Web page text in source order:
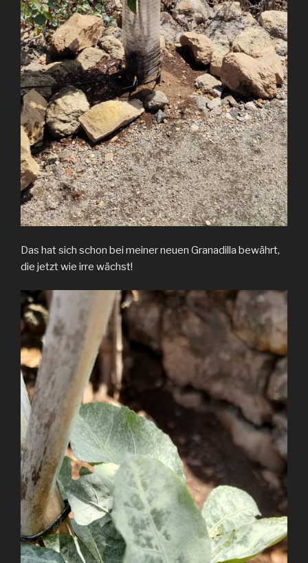
Das hat sich schon bei meiner neuen Granadilla bewährt,
die jetzt wie irre wächst!